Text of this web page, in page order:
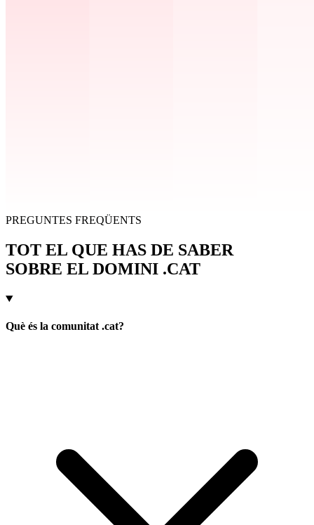
PREGUNTES FREQÜENTS
TOT EL QUE HAS DE SABER
SOBRE EL DOMINI .CAT
Què és la comunitat .cat?